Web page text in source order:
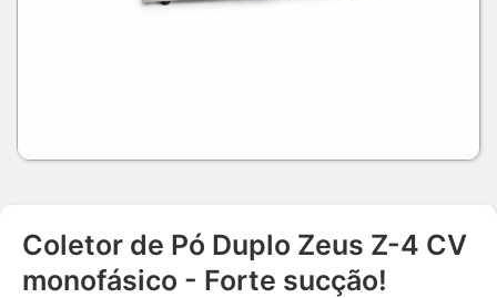
Coletor de Pó Duplo Zeus Z-4 CV
monofásico - Forte sucção!